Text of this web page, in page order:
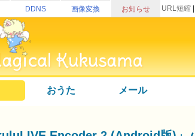
DDNS 画像変換 お知らせ URL短縮
おうた メール